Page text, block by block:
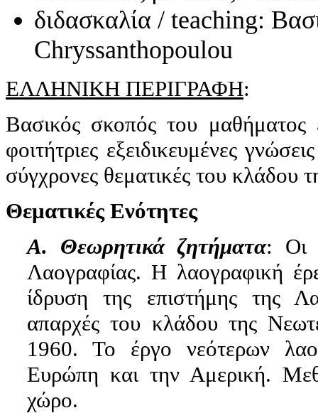
διδασκαλία / teaching:
Chryssanthopoulou
ΕΛΛΗΝΙΚΗ ΠΕΡΙΓΡΑΦΗ:
Βασικός σκοπός του μαθήματος
φοιτήτριες εξειδικευμένες
σύγχρονες θεματικές του κλάδου
Θεματικές Ενότητες
Α. Θεωρητικά ζητήματα: Οι
Λαογραφίας. Η λαογραφική
ίδρυση της επιστήμης της
απαρχές του κλάδου της
1960. Το έργο νεότερων
Ευρώπη και την Αμερική.
χώρο.